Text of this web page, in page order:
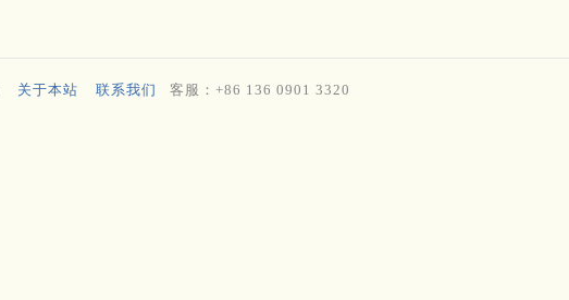
关于本站 联系我们 客服：+86 136 0901 3320